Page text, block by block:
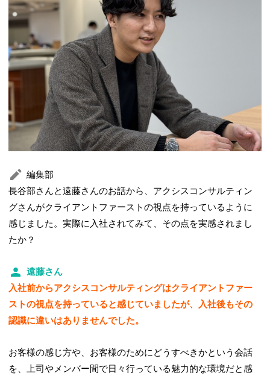
編集部
長谷部さんと遠藤さんのお話から、アクシスコンサルティン
グさんがクライアントファーストの視点を持っているように
感じました。実際に入社されてみて、その点を実感されまし
たか？
遠藤さん
入社前からアクシスコンサルティングはクライアントファー
ストの視点を持っていると感じていましたが、入社後もその
認識に違いはありませんでした。
お客様の感じ方や、お客様のためにどうすべきかという会話
を、上司やメンバー間で日々行っている魅力的な環境だと感